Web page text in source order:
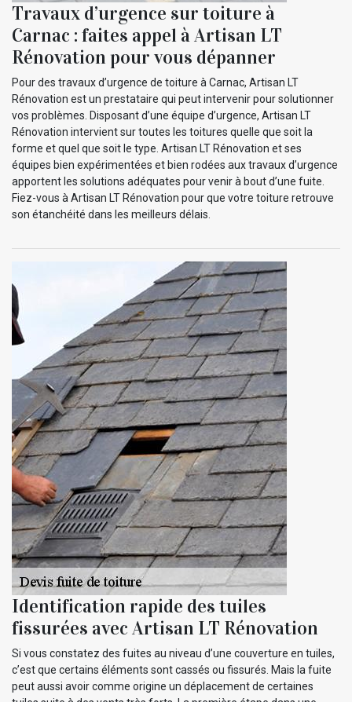
Travaux d’urgence sur toiture à
Carnac : faites appel à Artisan LT
Rénovation pour vous dépanner
Pour des travaux d’urgence de toiture à Carnac, Artisan LT
Rénovation est un prestataire qui peut intervenir pour solutionner
vos problèmes. Disposant d’une équipe d’urgence, Artisan LT
Rénovation intervient sur toutes les toitures quelle que soit la
forme et quel que soit le type. Artisan LT Rénovation et ses
équipes bien expérimentées et bien rodées aux travaux d’urgence
apportent les solutions adéquates pour venir à bout d’une fuite.
Fiez-vous à Artisan LT Rénovation pour que votre toiture retrouve
son étanchéité dans les meilleurs délais.
Identification rapide des tuiles
fissurées avec Artisan LT Rénovation
Si vous constatez des fuites au niveau d’une couverture en tuiles,
c’est que certains éléments sont cassés ou fissurés. Mais la fuite
peut aussi avoir comme origine un déplacement de certaines